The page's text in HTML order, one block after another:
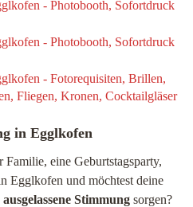
in Egglkofen
eine Geburtstagsparty,
Egglkofen und möchtest deine
ausgelassene Stimmung sorgen?